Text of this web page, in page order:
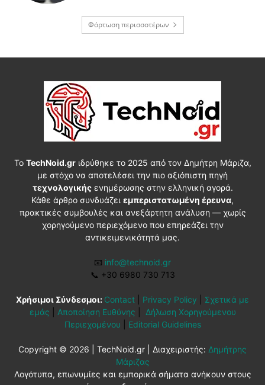
Φόρτωση περισσοτέρων
Το TechNoid.grιδρύθηκε το 2025 από τον Δημήτρη Μάριζα,
με στόχο να αποτελέσει την πιο αξιόπιστη πηγή
τεχνολογικήςενημέρωσης στην ελληνική αγορά.
Κάθε άρθρο συνδυάζει εμπεριστατωμένη έρευνα,
πρακτικές συμβουλές και ανεξάρτητη ανάλυση — χωρίς
χορηγούμενο περιεχόμενο που επηρεάζει την
αντικειμενικότητά μας.
📧 info@technoid.gr
📞 +30 6980 730 713
Χρήσιμοι Σύνδεσμοι: Contact Privacy Policy
Σχετικά με
εμάς
Αποποίηση Ευθύνης
Δήλωση Χορηγούμενου
Περιεχομένου
Editorial Guidelines
Copyright © 2026 | TechNoid.gr | Διαχειριστής: Δημήτρης
Μάριζας
Λογότυπα, επωνυμίες και εμπορικά σήματα ανήκουν στους